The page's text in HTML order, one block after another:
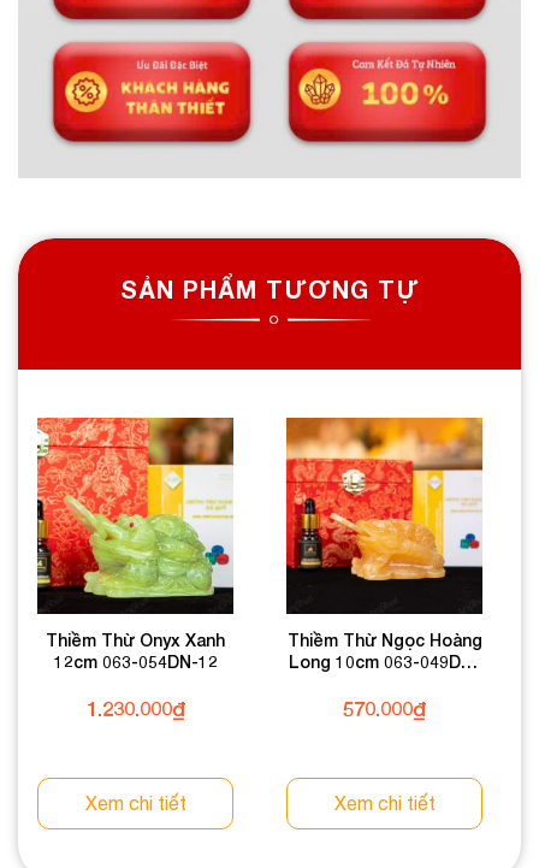
SẢN PHẨM TƯƠNG TỰ
Thiềm Thừ Onyx Xanh
12cm 063-054DN-12
1.230.000₫
Xem chi tiết
Thiềm Thừ Ngọc Hoàng
Long 10cm 063-049DN-
570.000₫
Xem chi tiết